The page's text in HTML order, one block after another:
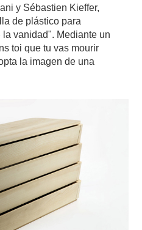
y Sébastien Kieffer,
de plástico para
vanidad". Mediante un
toi que tu vas mourir
la imagen de una